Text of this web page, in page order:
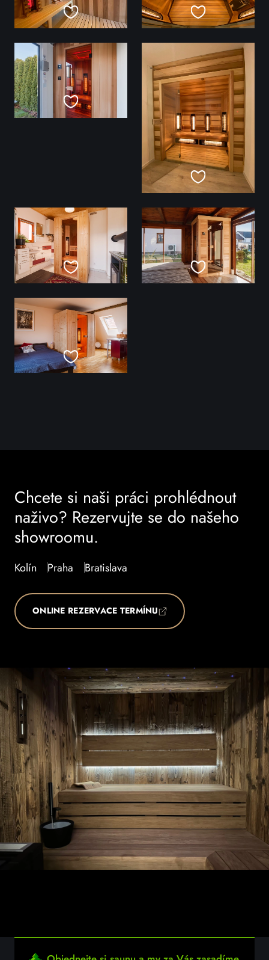
Chcete si naši práci prohlédnout
naživo? Rezervujte se do našeho
showroomu.
Kolín Praha Bratislava
ONLINE REZERVACE TERMÍNU